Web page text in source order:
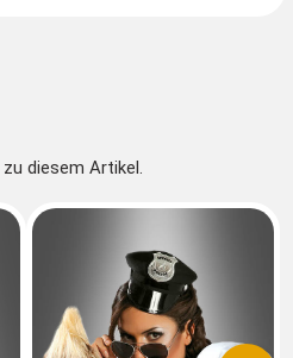
diesem Artikel.